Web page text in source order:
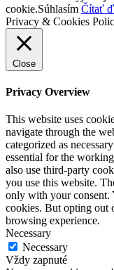
cookie.Súhlasím Čítať
Privacy & Cookies
Close
Privacy Overview
This website uses
navigate through the
categorized as
essential for the
also use third-party
you use this website.
only with your consent.
cookies. But opting out
browsing experience.
Necessary
Necessary
Vždy zapnuté